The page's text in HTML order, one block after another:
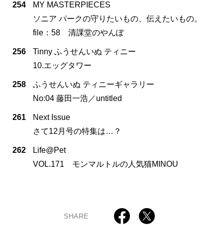
254
MY MASTERPIECES
ソニア パークの守りたいもの、伝えたいもの。
file：58 清課堂のやんぽ
256
Tinny ふうせんいぬ ティニー
10.エッグタワー
258
ふうせんいぬ ティニーギャラリー
No:04 藤田一浩／untitled
261
Next Issue
さて12月号の特集は…？
262
Life@Pet
VOL.171 モンマルトルの人気猫MINOU
SHARE